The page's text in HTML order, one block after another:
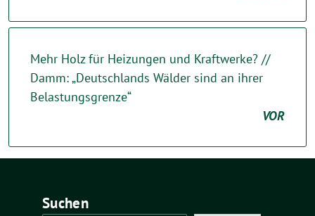
Mehr Holz für Heizungen und Kraftwerke? //
Damm: „Deutschlands Wälder sind an ihrer
Belastungsgrenze“
VOR
Suchen